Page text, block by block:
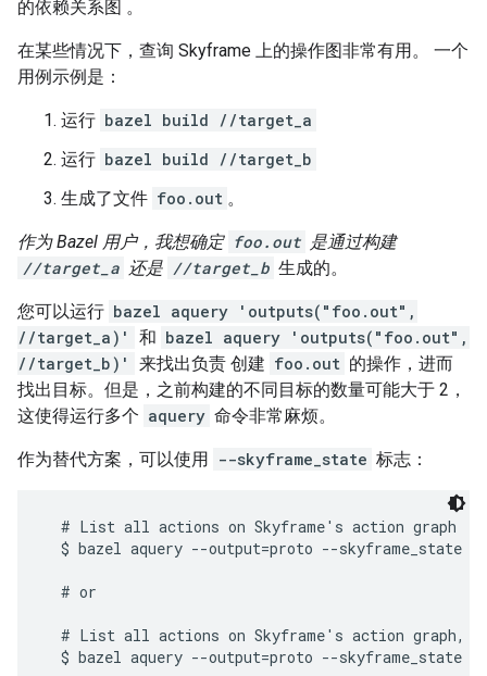
的依赖关系图 。
在某些情况下，查询 Skyframe 上的操作图非常有用。 一个
用例示例是：
运行 bazel build //target_a
运行 bazel build //target_b
生成了文件 foo.out 。
作为 Bazel 用户，我想确定 foo.out 是通过构建
//target_a 还是 //target_b 生成的。
您可以运行 bazel aquery 'outputs("foo.out",
//target_a)'
和 bazel aquery 'outputs("foo.out",
//target_b)'
来找出负责 创建 foo.out 的操作，进而
找出目标。但是，之前构建的不同目标的数量可能大于 2，
这使得运行多个 aquery 命令非常麻烦。
作为替代方案，可以使用 --skyframe_state 标志：
  # List all actions on Skyframe's action graph
  $ bazel aquery --output=proto --skyframe_state
  # or
# List all actions on Skyframe's action graph,